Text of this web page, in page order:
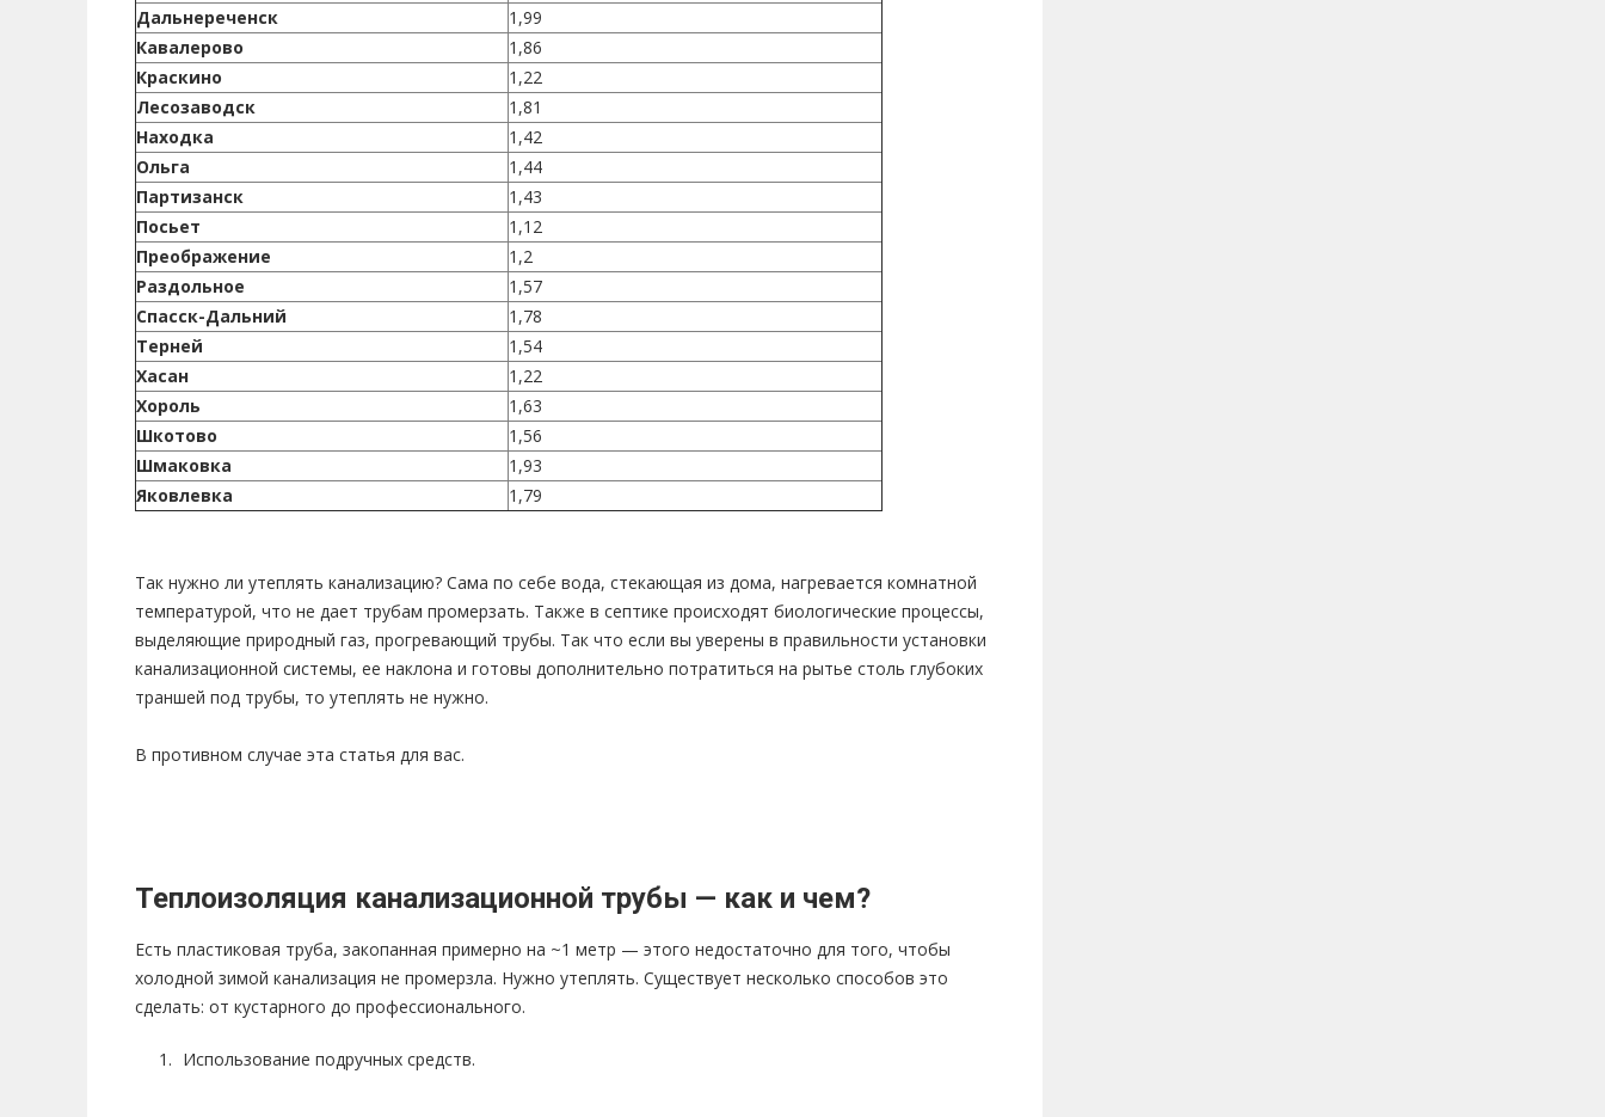
Дальнереченск
1,99
Кавалерово
1,86
Краскино
1,22
Лесозаводск
1,81
Находка
1,42
Ольга
1,44
Партизанск
1,43
Посьет
1,12
Преображение
1,2
Раздольное
1,57
Спасск-Дальний
1,78
Терней
1,54
Хасан
1,22
Хороль
1,63
Шкотово
1,56
Шмаковка
1,93
Яковлевка
1,79
Так нужно ли утеплять канализацию? Сама по себе вода, стекающая из дома, нагревается комнатной
температурой, что не дает трубам промерзать. Также в септике происходят биологические процессы,
выделяющие природный газ, прогревающий трубы. Так что если вы уверены в правильности установки
канализационной системы, ее наклона и готовы дополнительно потратиться на рытье столь глубоких
траншей под трубы, то утеплять не нужно.
В противном случае эта статья для вас.
Теплоизоляция канализационной трубы — как и чем?
Есть пластиковая труба, закопанная примерно на ~1 метр — этого недостаточно для того, чтобы
холодной зимой канализация не промерзла. Нужно утеплять. Существует несколько способов это
сделать: от кустарного до профессионального.
Использование подручных средств.